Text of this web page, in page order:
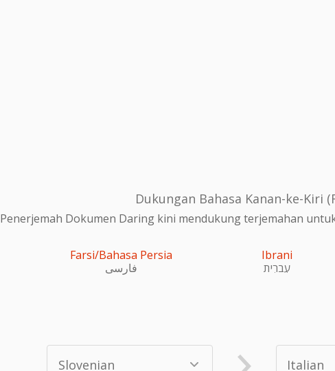
Dukungan Bahasa Kanan-ke-Kiri
Penerjemah Dokumen Daring kini mendukung terjemahan
Farsi/Bahasa Persia
فارسی
Ibrani
עִברִית